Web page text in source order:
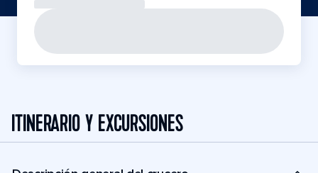
ITINERARIO Y EXCURSIONES